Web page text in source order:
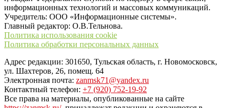
информационных технологий и массовых коммуникаций.
Учредитель: ООО «Информационные системы».
Главный редактор: О.В.Тельнова.
Политика использования cookie
Политика обработки персональных данных
Адрес редакции: 301650, Тульская область, г. Новомосковск,
ул. Шахтеров, 26, помещ. 64
Электронная почта: zanmsk71@yandex.ru
Контактный телефон: +7 (920) 752-19-92
Все права на материалы, опубликованные на сайте